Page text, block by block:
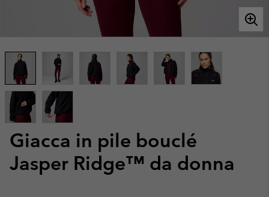
Giacca in pile bouclé
Jasper Ridge™ da donna